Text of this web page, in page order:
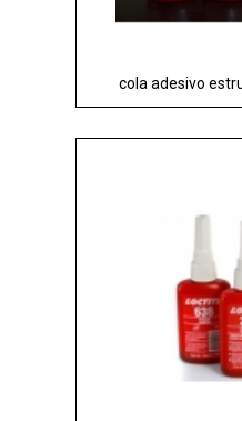
cola adesivo